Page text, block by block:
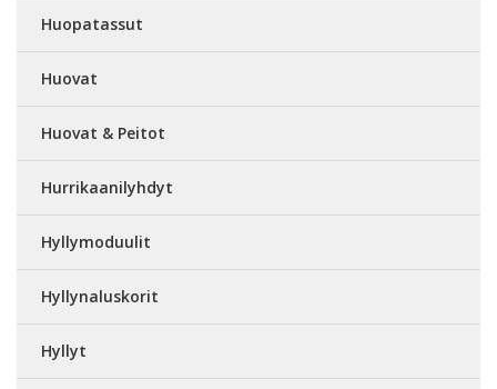
Huopatassut
Huovat
Huovat & Peitot
Hurrikaanilyhdyt
Hyllymoduulit
Hyllynaluskorit
Hyllyt